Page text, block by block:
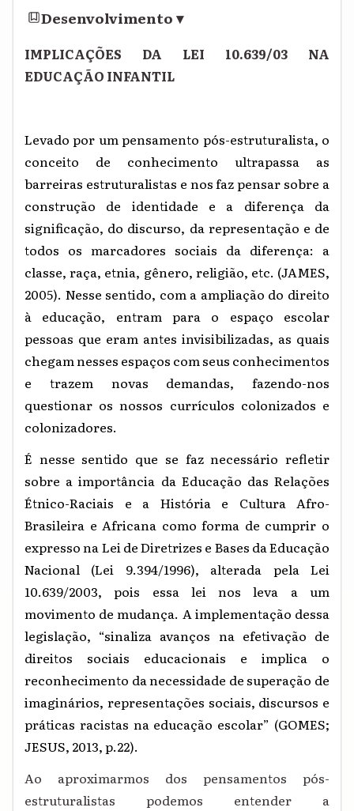
Desenvolvimento▾
IMPLICAÇÕES DA LEI 10.639/03 NA
EDUCAÇÃO INFANTIL
Levado por um pensamento pós-estruturalista, o
conceito de conhecimento ultrapassa as
barreiras estruturalistas e nos faz pensar sobre a
construção de identidade e a diferença da
significação, do discurso, da representação e de
todos os marcadores sociais da diferença: a
classe, raça, etnia, gênero, religião, etc. (JAMES,
2005). Nesse sentido, com a ampliação do direito
à educação, entram para o espaço escolar
pessoas que eram antes invisibilizadas, as quais
chegam nesses espaços com seus conhecimentos
e trazem novas demandas, fazendo-nos
questionar os nossos currículos colonizados e
colonizadores.
É nesse sentido que se faz necessário refletir
sobre a importância da Educação das Relações
Étnico-Raciais e a História e Cultura Afro-
Brasileira e Africana como forma de cumprir o
expresso na Lei de Diretrizes e Bases da Educação
Nacional (Lei 9.394/1996), alterada pela Lei
10.639/2003, pois essa lei nos leva a um
movimento de mudança. A implementação dessa
legislação, “sinaliza avanços na efetivação de
direitos sociais educacionais e implica o
reconhecimento da necessidade de superação de
imaginários, representações sociais, discursos e
práticas racistas na educação escolar” (GOMES;
JESUS, 2013, p.22).
Ao aproximarmos dos pensamentos pós-
estruturalistas podemos entender a